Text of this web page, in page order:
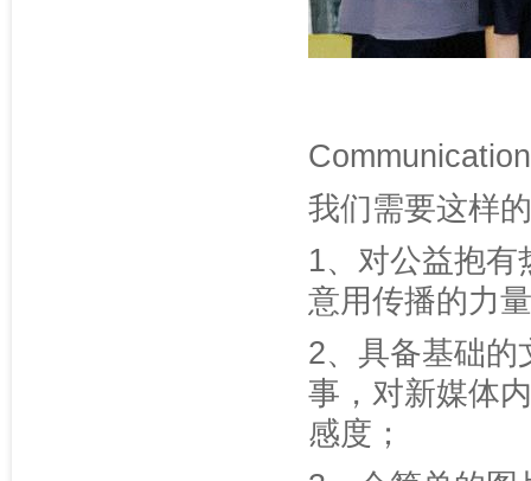
我们需要这样
1、对公益抱有
意用传播的力
2、具备基础的
事，对新媒体
感度；